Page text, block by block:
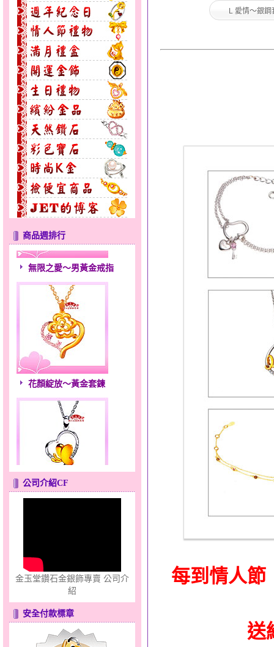
商品週排行
無限之愛～男黃金戒指
花顏綻放～黃金套鍊
心之舞～金銀鋼套鍊
只愛你～男黃金戒指
公司介紹CF
金玉堂鑽石金銀飾專賣 公司介
紹
安全付款標章
L 愛情～銀鋼
每到情人節
送